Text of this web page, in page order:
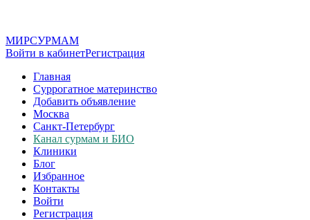
МИРСУРМАМ
Войти в кабинетРегистрация
Главная
Суррогатное материнство
Добавить объявление
Москва
Санкт-Петербург
Канал сурмам и БИО
Клиники
Блог
Избранное
Контакты
Войти
Регистрация